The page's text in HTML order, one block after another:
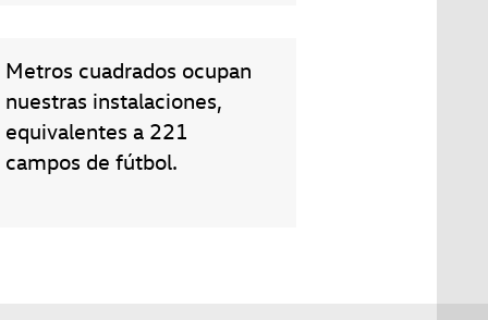
Metros cuadrados ocupan
nuestras instalaciones,
equivalentes a 221
campos de fútbol.